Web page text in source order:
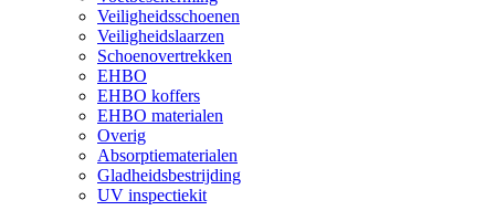
Veiligheidsschoenen
Veiligheidslaarzen
Schoenovertrekken
EHBO
EHBO koffers
EHBO materialen
Overig
Absorptiematerialen
Gladheidsbestrijding
UV inspectiekit